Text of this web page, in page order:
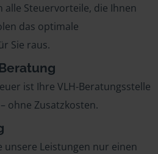
alle Steuervorteile, die Ihnen
das optimale
Sie raus.
ist Ihre VLH-Beratungsstelle
ohne Zusatzkosten.
unsere Leistungen nur einen